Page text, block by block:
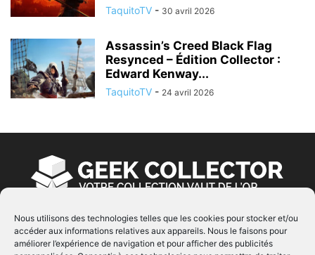
Nous utilisons des technologies telles que les cookies pour stocker et/ou
accéder aux informations relatives aux appareils. Nous le faisons pour
améliorer l’expérience de navigation et pour afficher des publicités
TaquitoTV - 30 avril 2026
Assassin’s Creed Black Flag
Resynced – Édition Collector :
Edward Kenway...
TaquitoTV - 24 avril 2026
À PROPOS